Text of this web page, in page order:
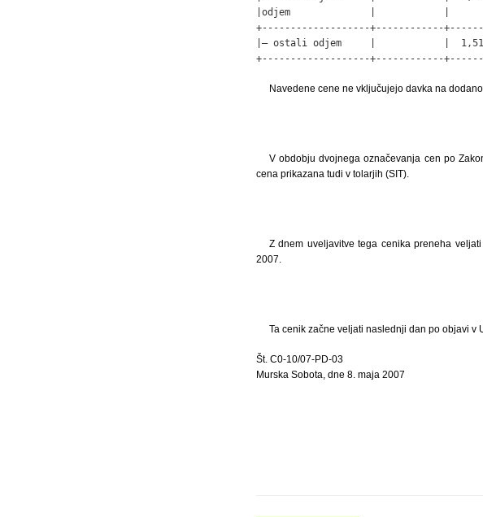
|odjem              |            |
+-------------------+------------
|– ostali odjem     |            |
+-------------------+------------
Navedene cene ne vključujejo davka na
V obdobju dvojnega označevanja cen po
cena prikazana tudi v tolarjih (SIT).
Z dnem uveljavitve tega cenika preneha
2007.
Ta cenik začne veljati naslednji dan po objavi v
Št. C0-10/07-PD-03
Murska Sobota, dne 8. maja 2007